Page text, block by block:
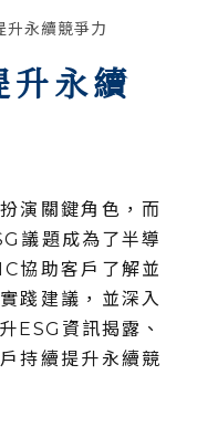
升永續競爭力
升永續
演關鍵角色，而
議題成為了半導
協助客戶了解並
踐建議，並深入
ESG資訊揭露、
持續提升永續競